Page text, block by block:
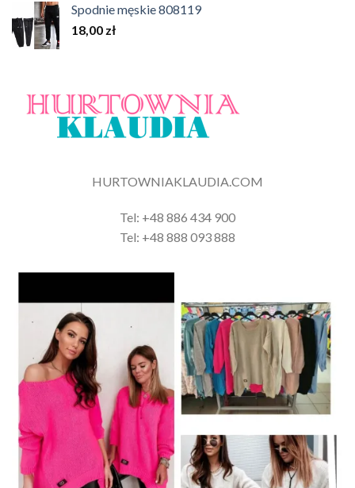
Spodnie męskie 808119
18,00 zł
HURTOWNIAKLAUDIA.COM
Tel: +48 886 434 900
Tel: +48 888 093 888